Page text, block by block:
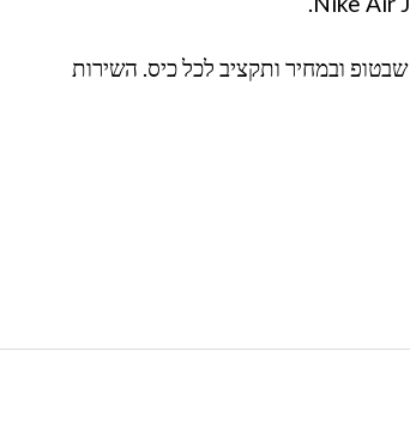
אנו מביאים לכם את הTOP שבטופ ובמחיר ותקציב לכל כיס. השירות